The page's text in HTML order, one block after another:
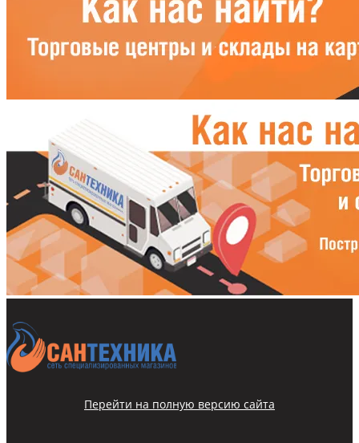
Перейти на полную версию сайта